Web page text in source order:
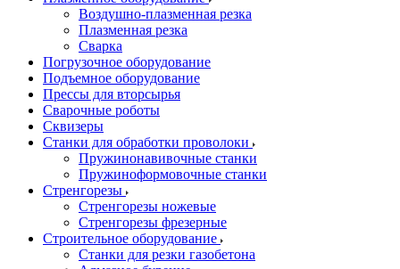
Воздушно-плазменная резка
Плазменная резка
Сварка
Погрузочное оборудование
Подъемное оборудование
Прессы для вторсырья
Сварочные роботы
Сквизеры
Станки для обработки проволоки
Пружинонавивочные станки
Пружиноформовочные станки
Стренгорезы
Стренгорезы ножевые
Стренгорезы фрезерные
Строительное оборудование
Станки для резки газобетона